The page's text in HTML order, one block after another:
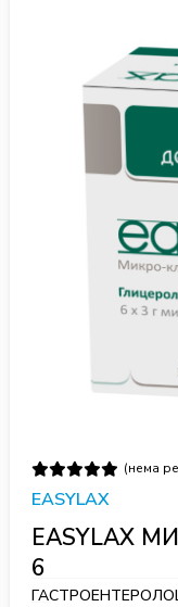
(нема
EASYLAX
EASYLAX
6